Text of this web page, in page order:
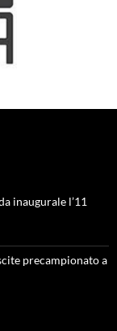
inaugurale l’11
precampionato a